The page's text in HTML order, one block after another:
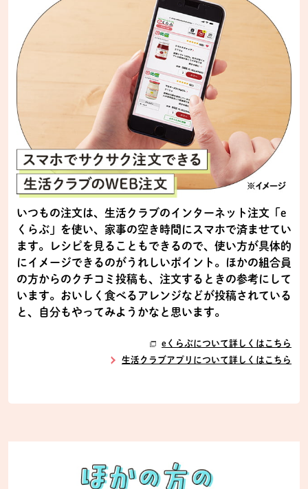
いつもの注文は、生活クラブのインターネット注文「e
くらぶ」を使い、家事の空き時間にスマホで済ませてい
ます。レシピを見ることもできるので、使い方が具体的
にイメージできるのがうれしいポイント。ほかの組合員
の方からのクチコミ投稿も、注文するときの参考にして
います。おいしく食べるアレンジなどが投稿されている
と、自分もやってみようかなと思います。
eくらぶについて詳しくはこちら
生活クラブアプリについて詳しくはこちら